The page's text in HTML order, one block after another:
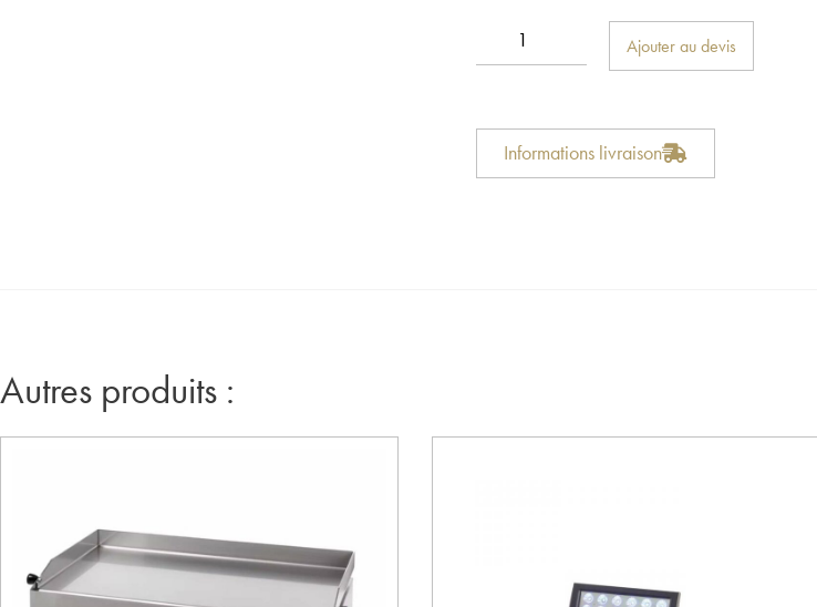
Ajouter au devis
Informations livraison
Autres produits :